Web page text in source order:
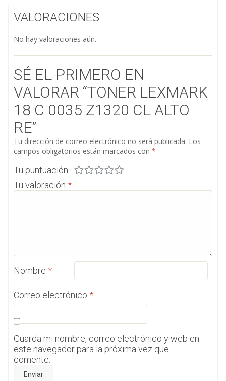
VALORACIONES
No hay valoraciones aún.
SÉ EL PRIMERO EN
VALORAR “TONER LEXMARK
18 C 0035 Z1320 CL ALTO
RE”
Tu dirección de correo electrónico no será publicada. Los
campos obligatorios están marcados con *
Tu puntuación
Tu valoración *
Nombre *
Correo electrónico *
Guarda mi nombre, correo electrónico y web en
este navegador para la próxima vez que
comente.